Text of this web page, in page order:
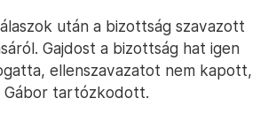
után a bizottság szavazott
Gajdost a bizottság hat igen
ellenszavazatot nem kapott,
Gábor tartózkodott.